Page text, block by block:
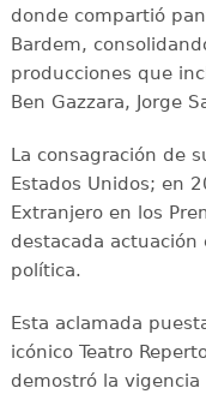
donde compartió
Bardem,
producciones que
Ben Gazzara, Jorge
La consagración de
Estados Unidos; en
Extranjero en los
destacada actuación
política.
Esta aclamada
icónico Teatro
demostró la